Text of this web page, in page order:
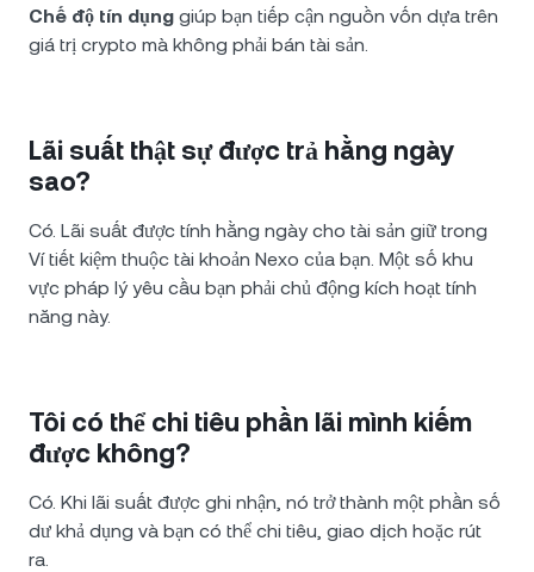
Chế độ tín dụng giúp bạn tiếp cận nguồn vốn dựa trên
giá trị crypto mà không phải bán tài sản.
Lãi suất thật sự được trả hằng ngày
sao?
Có. Lãi suất được tính hằng ngày cho tài sản giữ trong
Ví tiết kiệm thuộc tài khoản Nexo của bạn. Một số khu
vực pháp lý yêu cầu bạn phải chủ động kích hoạt tính
năng này.
Tôi có thể chi tiêu phần lãi mình kiếm
được không?
Có. Khi lãi suất được ghi nhận, nó trở thành một phần số
dư khả dụng và bạn có thể chi tiêu, giao dịch hoặc rút
ra.